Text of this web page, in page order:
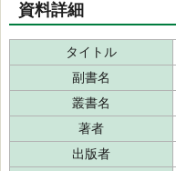
資料詳細
タイトル
副書名
叢書名
著者
出版者